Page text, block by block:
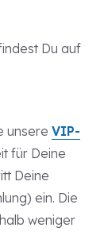
Du auf
unsere VIP-
für Deine
Deine
ein. Die
weniger